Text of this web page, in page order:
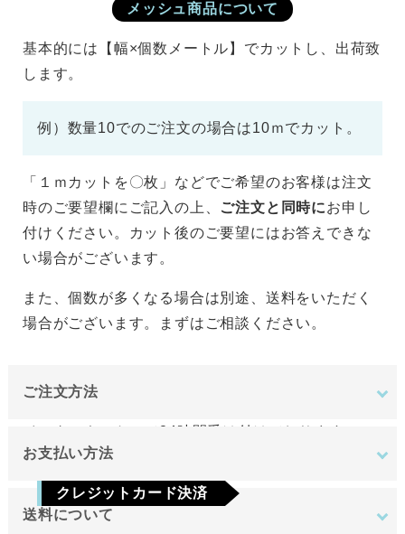
メッシュ商品について
基本的には【幅×個数メートル】でカットし、出荷致
します。
例）数量10でのご注文の場合は10ｍでカット。
「１ｍカットを〇枚」などでご希望のお客様は注文
時のご要望欄にご記入の上、 ご注文と同時にお申し
付けください。カット後のご要望にはお答えできな
い場合がございます。
また、個数が多くなる場合は別途、送料をいただく
場合がございます。まずはご相談ください。
ご注文方法
インターネットにて24時間受け付けております。
日のみです。
お支払い方法
クレジットカード決済
送料について